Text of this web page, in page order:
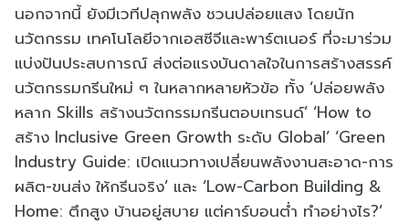
นอกจากนี้ ยังมีเวทีปลุกพลัง ชวนปล่อยแสง โดยนัก
นวัตกรรม เทคโนโลยีจากเอสซีจีและพาร์ตเนอร์ ที่จะมาร่วม
แบ่งปันประสบการณ์ ส่งต่อแรงบันดาลใจในการสร้างสรรค์
นวัตกรรมกรีนใหม่ ๆ ในหลากหลายหัวข้อ ทั้ง ‘ปล่อยพลัง
หลาก Skills สร้างนวัตกรรมกรีนตอบเทรนด์’ ‘How to
สร้าง Inclusive Green Growth ระดับ Global’ ‘Green
Industry Guide: เปิดแนวทางเปลี่ยนพลังงานสะอาด-การ
ผลิต-ขนส่ง ให้กรีนจริง’ และ ‘Low-Carbon Building &
Home: ตึกสูง บ้านอยู่สบาย แต่คาร์บอนต่ำ ทำอย่างไร?’